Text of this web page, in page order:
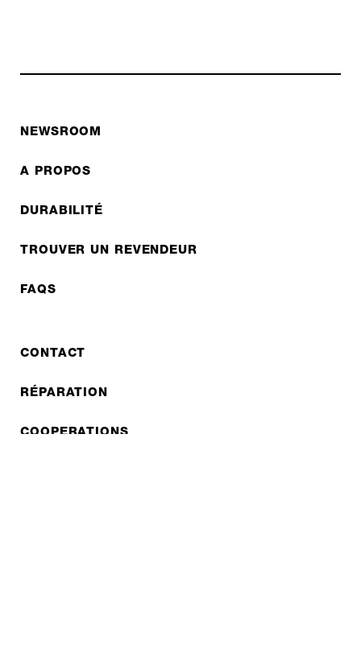
NEWSROOM
A PROPOS
DURABILITÉ
TROUVER UN REVENDEUR
FAQS
CONTACT
RÉPARATION
COOPERATIONS